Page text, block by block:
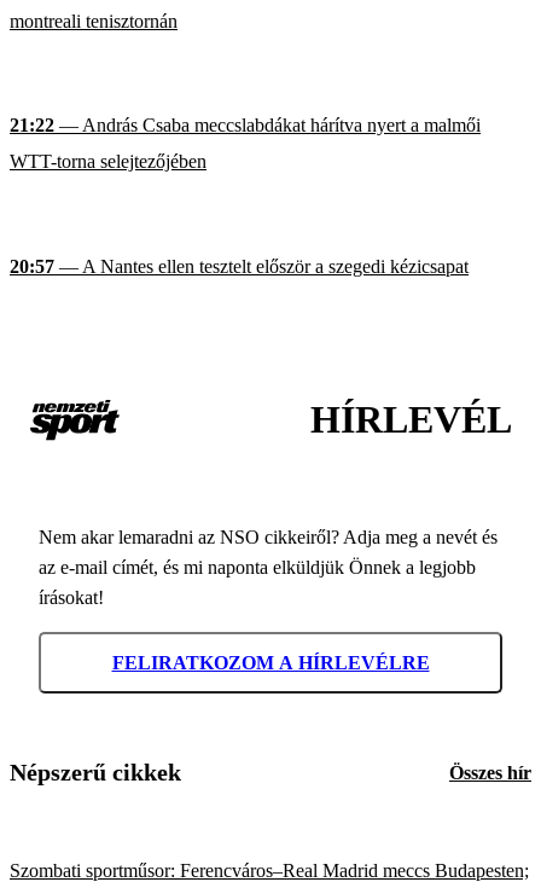
montreali tenisztornán
21:22 — András Csaba meccslabdákat hárítva nyert a malmői
WTT-torna selejtezőjében
20:57 — A Nantes ellen tesztelt először a szegedi kézicsapat
HÍRLEVÉL
Nem akar lemaradni az NSO cikkeiről? Adja meg a nevét és
az e-mail címét, és mi naponta elküldjük Önnek a legjobb
írásokat!
FELIRATKOZOM A HÍRLEVÉLRE
Népszerű cikkek Összes hír
Szombati sportműsor: Ferencváros–Real Madrid meccs Budapesten;